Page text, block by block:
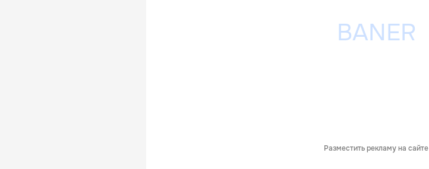
Разместить рекламу на сайте